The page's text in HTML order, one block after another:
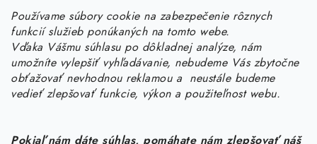
Používame súbory cookie na zabezpečenie rôznych
funkcií služieb ponúkaných na tomto webe.
Vďaka Vášmu súhlasu po dôkladnej analýze, nám
umožníte vylepšiť vyhľadávanie, nebudeme Vás zbytočne
obťažovať nevhodnou reklamou a neustále budeme
vedieť zlepšovať funkcie, výkon a použiteľnost webu.
Pokiaľ nám dáte súhlas, pomáhate nám zlepšovať náš
objednavky@kurin.sk
0950456469